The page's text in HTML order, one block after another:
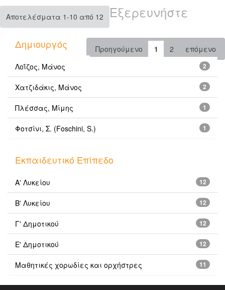
Αποτελέσματα 1-10 από 12
Προηγούμενο 1 2 επόμενο
Εξερευνήστε
Δημιουργός
2
Λοΐζος, Μάνος
2
Χατζιδάκις, Μάνος
1
Πλέσσας, Μίμης
1
Φοτσίνι, Σ. (Foschini, S.)
Εκπαιδευτικό Επίπεδο
12
Α' Λυκείου
12
Β' Λυκείου
12
Γ' Δημοτικού
12
Ε' Δημοτικού
11
Μαθητικές χορωδίες και ορχήστρες